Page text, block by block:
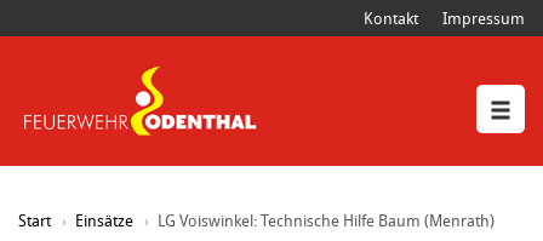
Kontakt Impressum
Start Einsätze LG Voiswinkel: Technische Hilfe Baum (Menrath)